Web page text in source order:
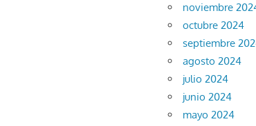
noviembre
octubre 2024
septiembre
agosto 2024
julio 2024
junio 2024
mayo 2024